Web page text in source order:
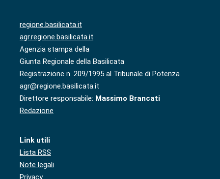
regione.basilicata.it
agr.regione.basilicata.it
Agenzia stampa della
Giunta Regionale della Basilicata
Registrazione n. 209/1995 al Tribunale di Potenza
agr@regione.basilicata.it
Direttore responsabile: Massimo Brancati
Redazione
Link utili
Lista RSS
Note legali
Privacy